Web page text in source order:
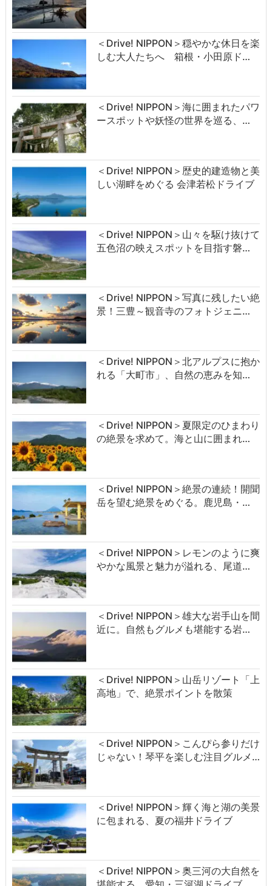
＜Drive! NIPPON＞穏やかな休日を楽
しむ大人たちへ 箱根・小田原ド…
＜Drive! NIPPON＞海に囲まれたパワ
ースポットや妖怪の世界を巡る、…
＜Drive! NIPPON＞歴史的建造物と美
しい湖畔をめぐる 会津若松ドライブ
＜Drive! NIPPON＞山々を駆け抜けて
五色沼の映えスポットを目指す磐…
＜Drive! NIPPON＞写真に残したい絶
景！三豊～観音寺のフォトジェニ…
＜Drive! NIPPON＞北アルプスに抱か
れる「大町市」、自然の恵みを知…
＜Drive! NIPPON＞夏限定のひまわり
の絶景を求めて。海と山に囲まれ…
＜Drive! NIPPON＞絶景の連続！開聞
岳を望む絶景をめぐる。鹿児島・…
＜Drive! NIPPON＞レモンのように爽
やかな風景と魅力が溢れる、尾道…
＜Drive! NIPPON＞雄大な岩手山を間
近に。自然もグルメも堪能する岩…
＜Drive! NIPPON＞山岳リゾート「上
高地」で、絶景ポイントを散策
＜Drive! NIPPON＞こんぴら参りだけ
じゃない！琴平を楽しむ注目グルメ…
＜Drive! NIPPON＞輝く海と湖の美景
に包まれる、夏の福井ドライブ
＜Drive! NIPPON＞奥三河の大自然を